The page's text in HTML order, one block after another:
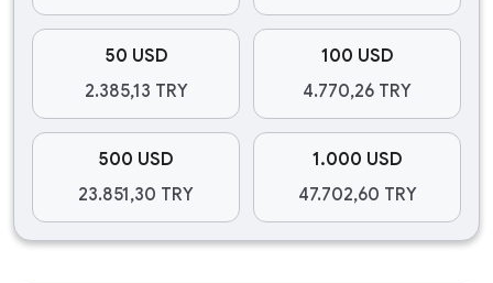
50 USD
2.385,13 TRY
100 USD
4.770,26 TRY
500 USD
23.851,30 TRY
1.000 USD
47.702,60 TRY